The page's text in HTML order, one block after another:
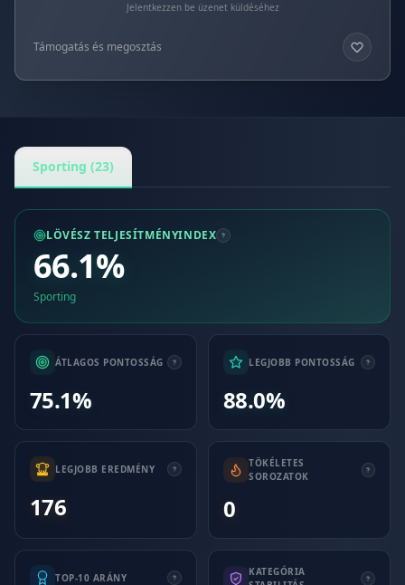
Jelentkezzen be üzenet küldéséhez
Támogatás és megosztás
Sporting (23)
LÖVÉSZ TELJESÍTMÉNYINDEX
66.1%
Sporting
ÁTLAGOS PONTOSSÁG
75.1%
LEGJOBB PONTOSSÁG
88.0%
LEGJOBB EREDMÉNY
176
TÖKÉLETES
SOROZATOK
0
TOP-10 ARÁNY
KATEGÓRIA